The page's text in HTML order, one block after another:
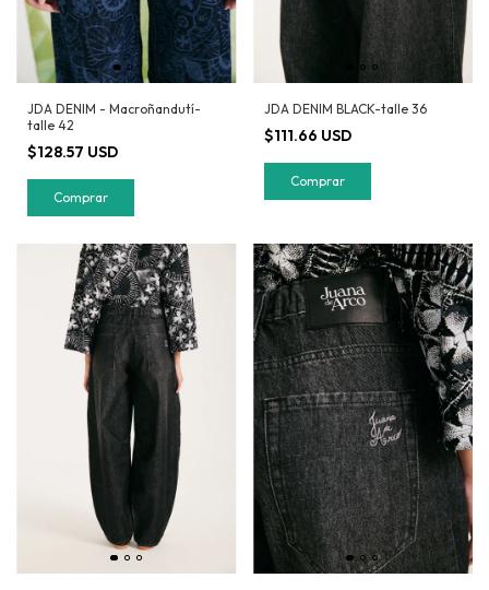
JDA DENIM - Macroñandutí-
talle 42
$128.57 USD
Comprar
JDA DENIM BLACK-talle 36
$111.66 USD
Comprar